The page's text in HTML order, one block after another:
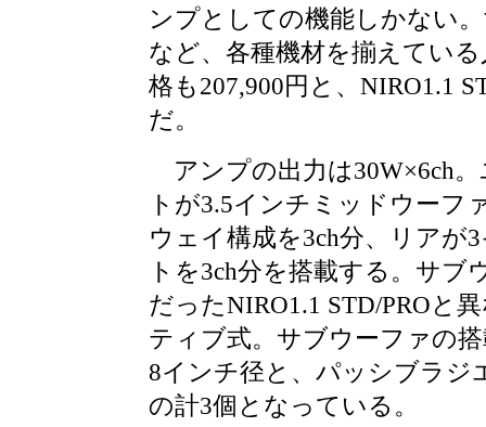
ンプとしての機能しかない
など、各種機材を揃えてい
格も207,900円と、NIRO1.1
だ。
アンプの出力は30W×6ch
トが3.5インチミッドウーフ
ウェイ構成を3ch分、リアが
トを3ch分を搭載する。サブ
だったNIRO1.1 STD/PROと
ティブ式。サブウーファの
8インチ径と、パッシブラジ
の計3個となっている。